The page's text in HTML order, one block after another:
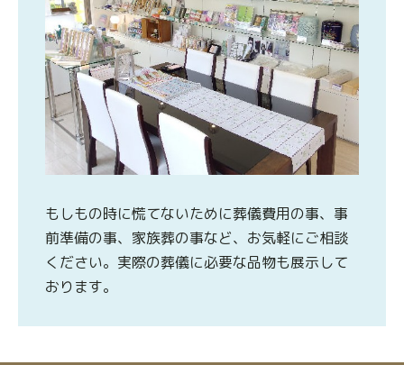
もしもの時に慌てないために葬儀費用の事、事
前準備の事、家族葬の事など、お気軽にご相談
ください。実際の葬儀に必要な品物も展示して
おります。